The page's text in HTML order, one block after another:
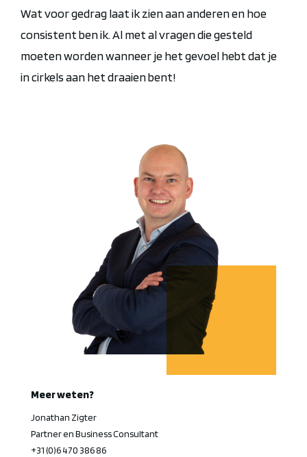
Wat voor gedrag laat ik zien aan anderen en hoe
consistent ben ik. Al met al vragen die gesteld
moeten worden wanneer je het gevoel hebt dat je
in cirkels aan het draaien bent!
Meer weten?
Jonathan Zigter
Partner en Business Consultant
+31 (0)6 470 386 86